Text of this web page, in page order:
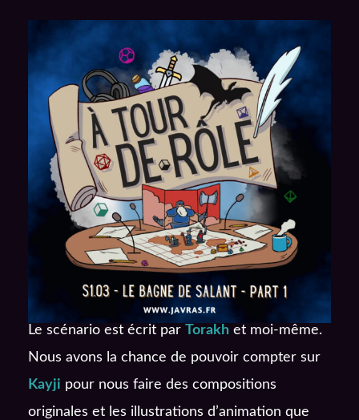
Le scénario est écrit par Torakh et moi-même.
Nous avons la chance de pouvoir compter sur
Kayji pour nous faire des compositions
originales et les illustrations d’animation que